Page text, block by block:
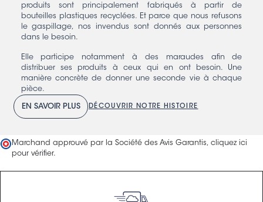
produits sont principalement fabriqués à partir de
bouteilles plastiques recyclées. Et parce que nous refusons
le gaspillage, nos invendus sont donnés aux personnes
dans le besoin.
Elle participe notamment à des maraudes afin de
distribuer ses produits à ceux qui en ont besoin. Une
manière concrète de donner une seconde vie à chaque
pièce.
EN SAVOIR PLUS DÉCOUVRIR NOTRE HISTOIRE
Marchand approuvé par la Société des Avis Garantis, cliquez ici
pour vérifier.